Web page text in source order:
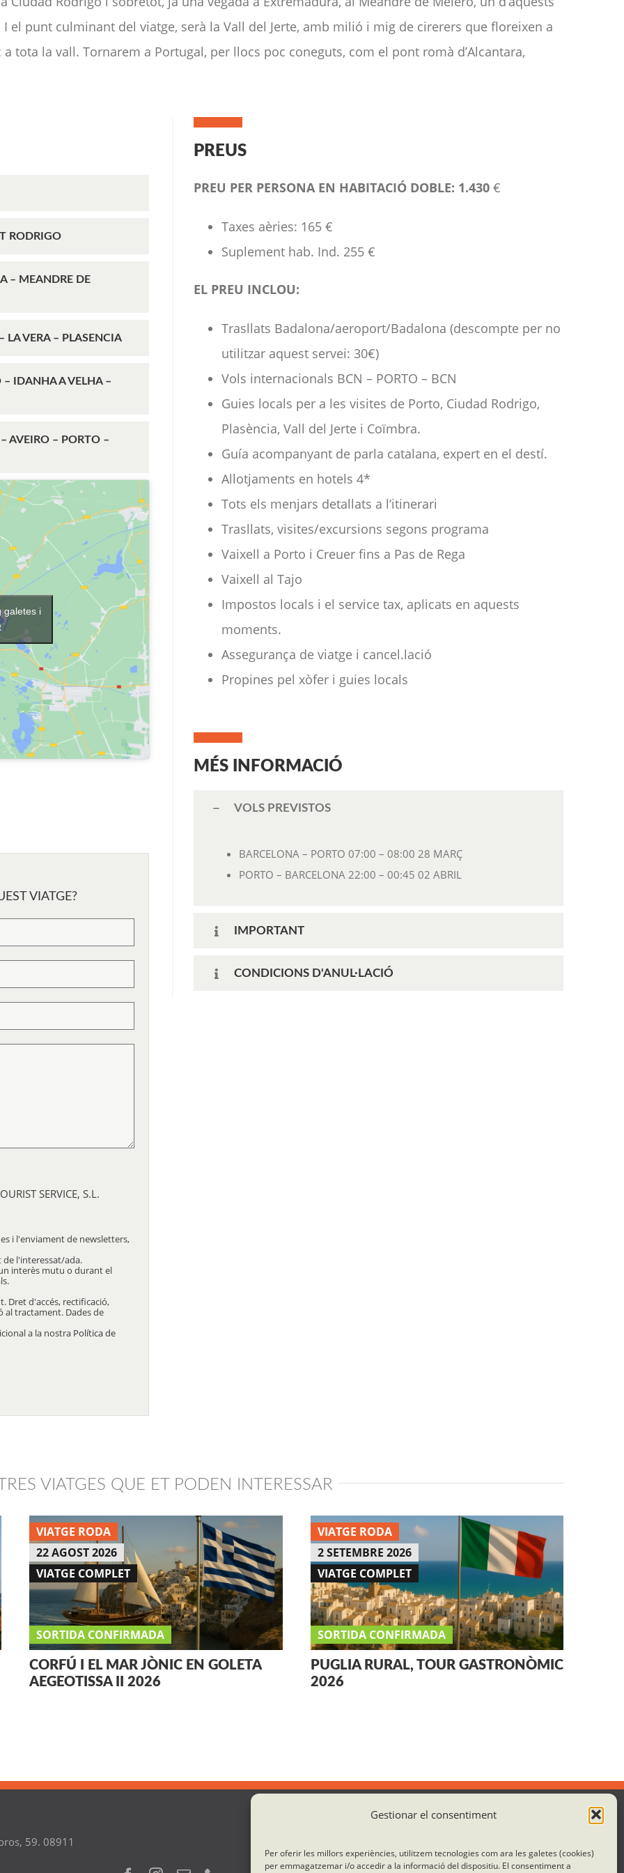
Gestionar el consentiment
Per oferir les millors experiències, utilitzem tecnologies com ara les galetes (cookies)
per emmagatzemar i/o accedir a la informació del dispositiu. El consentiment a
el punt culminant del viatge, serà la Vall del Jerte, amb milió i mig de cirerers que floreixen a
tota la vall. Tornarem a Portugal, per llocs poc coneguts, com el pont romà d’Alcantara,
RODRIGO
– MEANDRE DE
LA VERA – PLASENCIA
– IDANHA A VELHA –
AVEIRO – PORTO –
galetes i
VIATGE?
SERVICE, S.L.
i l'enviament de newsletters,
l'interessat/ada.
interès mutu o durant el
Dret d'accés, rectificació,
al tractament. Dades de
a la nostra Política de
PREUS
PREU PER PERSONA EN HABITACIÓ DOBLE: 1.430€
Taxes aèries: 165 €
Suplement hab. Ind. 255 €
EL PREU INCLOU:
Trasllats Badalona/aeroport/Badalona (descompte per no
utilitzar aquest servei: 30€)
Vols internacionals BCN – PORTO – BCN
Guies locals per a les visites de Porto, Ciudad Rodrigo,
Plasència, Vall del Jerte i Coïmbra.
Guía acompanyant de parla catalana, expert en el destí.
Allotjaments en hotels 4*
Tots els menjars detallats a l’itinerari
Trasllats, visites/excursions segons programa
Vaixell a Porto i Creuer fins a Pas de Rega
Vaixell al Tajo
Impostos locals i el service tax, aplicats en aquests
moments.
Assegurança de viatge i cancel.lació
Propines pel xòfer i guies locals
MÉS INFORMACIÓ
VOLS PREVISTOS
BARCELONA – PORTO 07:00 – 08:00 28 MARÇ
PORTO – BARCELONA 22:00 – 00:45 02 ABRIL
IMPORTANT
CONDICIONS D'ANUL·LACIÓ
VIATGES QUE ET PODEN INTERESSAR
VIATGE RODA
VIATGE COMPLET
SORTIDA CONFIRMADA
22 AGOST 2026
CORFÚ I EL MAR JÒNIC EN GOLETA
AEGEOTISSA II 2026
VIATGE RODA
VIATGE COMPLET
SORTIDA CONFIRMADA
2 SETEMBRE 2026
PUGLIA RURAL, TOUR GASTRONÒMIC
2026
59. 08911
Col·laborem amb: